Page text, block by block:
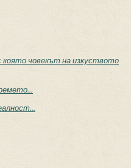
човекът на изкуството